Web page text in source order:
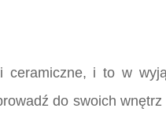
i to w
do swoich